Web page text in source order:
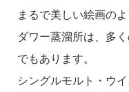
まるで美しい絵画の
ダワー蒸溜所は、多
でもあります。
シングルモルト・ウ